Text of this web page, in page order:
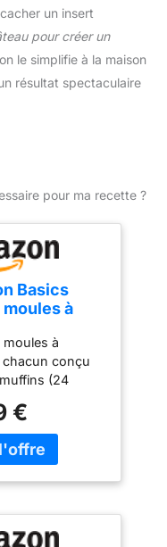
un insert
pour créer un
le simplifie à la maison
résultat spectaculaire
pour ma recette ?
Basics
moules à
Lot de
à
chacun conçu
(24
des muffins,
etc. La
résistante
homogène pour
€